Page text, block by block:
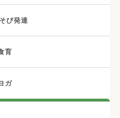
び発達
育
ガ